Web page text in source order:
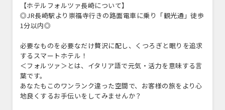
【ホテルフォルツァ長崎について】
◎JR長崎駅より崇福寺行きの路面電車に乗り「観光通」徒歩
1分以内◎
必要なものを必要なだけ贅沢に配し、くつろぎと眠りを追求
するスマートホテル！
＜フォルツァ＞とは、イタリア語で元気・活力を意味する言
葉です。
あなたもこのワンランク違った空間で、お客様の旅をより心
地良くするお手伝いをしてみませんか？